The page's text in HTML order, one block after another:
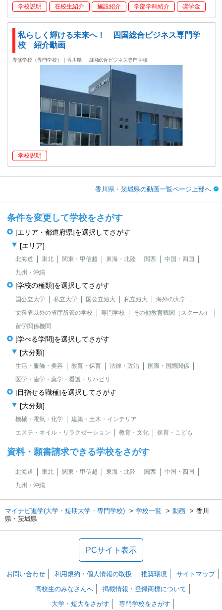
学校説明 在校生紹介 施設紹介 学部学科紹介 奨学金
私らしく輝ける未来へ！ 四国総合ビジネス専門学
校 紹介動画
専修学校（専門学校）｜香川県 四国総合ビジネス専門学校
学校説明
香川県・茨城県の動画一覧ページ上部へ
条件を変更して学校をさがす
[エリア・都道府県]を選択してさがす
[エリア]
北海道 東北 関東・甲信越 東海・北陸 関西
中国・四国
九州・沖縄
[学校の種類]を選択してさがす
国公立大学 私立大学 国公立短大 私立短大
海外の大学
文科省以外の省庁所管の学校
専門学校
その他教育機関（スクール）
留学関係機関
[学べる学問]を選択してさがす
[大分類]
生活・服飾・美容 教育・保育 法律・政治
国際・国際関係
医学・歯学・薬学・看護・リハビリ
[目指せる職種]を選択してさがす
[大分類]
機械・電気・化学
建築・土木・インテリア
エステ・ネイル・リラクゼーション
教育・文化 保育・こども
資料・願書請求できる学校をさがす
北海道 東北 関東・甲信越 東海・北陸 関西
中国・四国
九州・沖縄
マイナビ進学(大学・短期大学・専門学校) 学校一覧 動画
香川
県・茨城県
PCサイト表示
お問い合わせ 利用規約・個人情報の取扱 推奨環境
サイトマップ
高校生のみなさんへ
掲載情報・登録商標について
大学・短大をさがす
専門学校をさがす